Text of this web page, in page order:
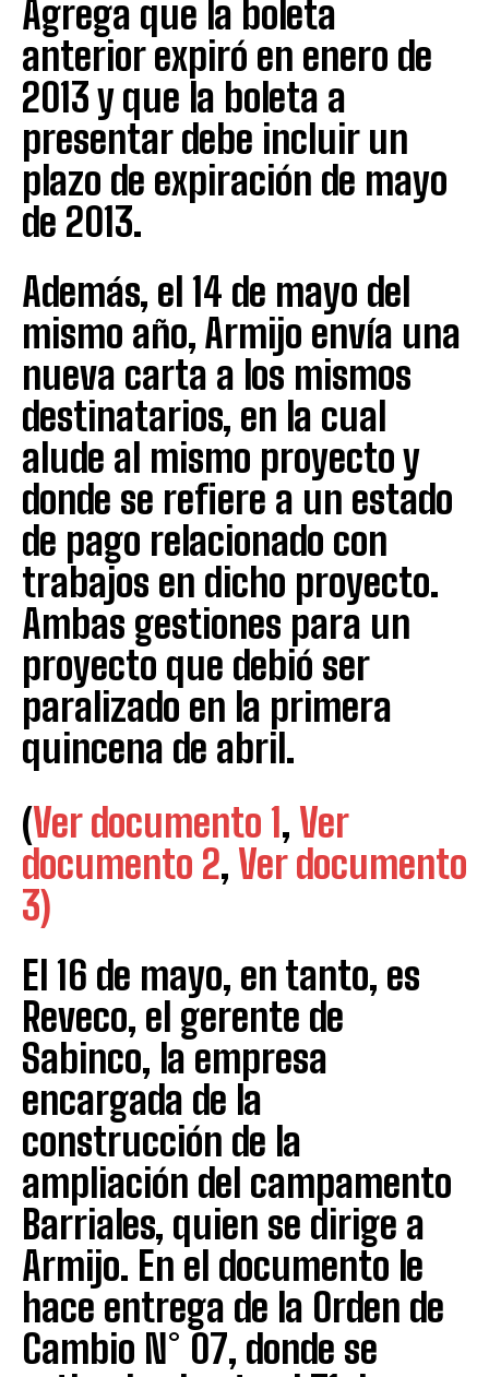
Agrega que la boleta
anterior expiró en enero de
2013 y que la boleta a
presentar debe incluir un
plazo de expiración de mayo
de 2013.
Además, el 14 de mayo del
mismo año, Armijo envía una
nueva carta a los mismos
destinatarios, en la cual
alude al mismo proyecto y
donde se refiere a un estado
de pago relacionado con
trabajos en dicho proyecto.
Ambas gestiones para un
proyecto que debió ser
paralizado en la primera
quincena de abril.
(Ver documento 1, Ver
documento 2, Ver documento
3)
El 16 de mayo, en tanto, es
Reveco, el gerente de
Sabinco, la empresa
encargada de la
construcción de la
ampliación del campamento
Barriales, quien se dirige a
Armijo. En el documento le
hace entrega de la Orden de
Cambio N° 07, donde se